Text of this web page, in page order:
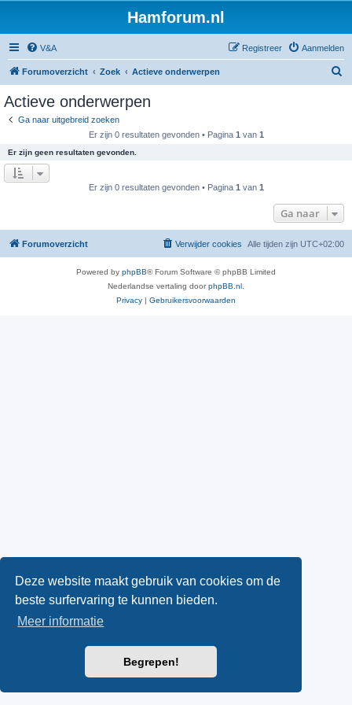
Deze website maakt gebruik van cookies om de
beste surfervaring te kunnen bieden.
Meer informatie
Begrepen!
Hamforum.nl
V&A Aanmelden
Registreer
Forumoverzicht Zoek Actieve onderwerpen
Actieve onderwerpen
Ga naar uitgebreid zoeken
Er zijn 0 resultaten gevonden • Pagina 1 van 1
Er zijn geen resultaten gevonden.
Er zijn 0 resultaten gevonden • Pagina 1 van 1
Ga naar
Forumoverzicht Alle tijden zijn UTC+02:00
Verwijder cookies
Powered by phpBB® Forum Software © phpBB Limited
Nederlandse vertaling doorphpBB.nl
Privacy | Gebruikersvoorwaarden